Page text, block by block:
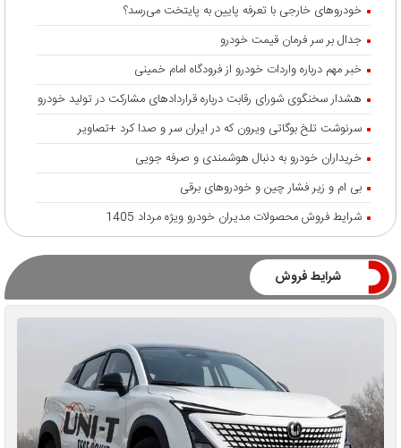
خودروهای خارجی با تعرفه پایین به پایتخت می‌رسد؟
جدال بر سر فرمان قیمت خودرو
خبر مهم درباره واردات خودرو از فرودگاه امام خمینی
هشدار سخنگوی شورای رقابت درباره قرارداد‌های مشارکت در تولید خودرو
سرنوشت تلخ بوگاتی ویرون که در ایران سر و صدا کرد +تصاویر
خریداران خودرو به دنبال هوشمندی و صرفه جویی
بی ام و زیر فشار چین و خودروهای برقی
شرایط فروش محصولات مدیران خودرو ویژه مرداد 1405
شرایط فروش